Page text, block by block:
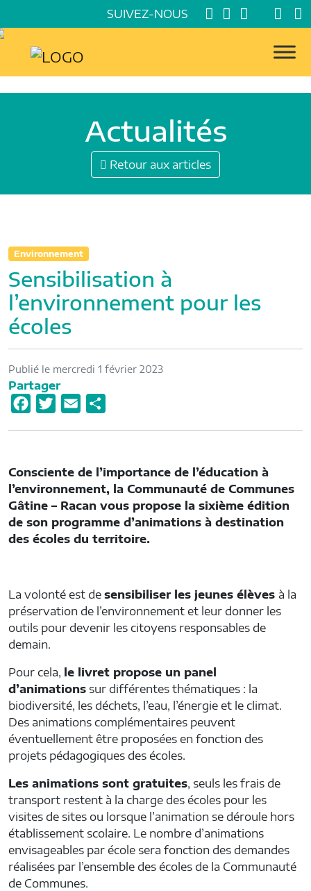
SUIVEZ-NOUS
Actualités
Retour aux articles
Environnement
Sensibilisation à
l’environnement pour les
écoles
Publié le mercredi 1 février 2023
Partager
b
o
o
k
t
e
r
l
a
g
e
r
Consciente de l’importance de l’éducation à
l’environnement, la Communauté de Communes
Gâtine – Racan vous propose la sixième édition
de son programme d’animations à destination
des écoles du territoire.
La volonté est de sensibiliser les jeunes élèves à la
préservation de l’environnement et leur donner les
outils pour devenir les citoyens responsables de
demain.
Pour cela, le livret propose un panel
d’animations sur différentes thématiques : la
biodiversité, les déchets, l’eau, l’énergie et le climat.
Des animations complémentaires peuvent
éventuellement être proposées en fonction des
projets pédagogiques des écoles.
Les animations sont gratuites, seuls les frais de
transport restent à la charge des écoles pour les
visites de sites ou lorsque l’animation se déroule hors
établissement scolaire. Le nombre d’animations
envisageables par école sera fonction des demandes
réalisées par l’ensemble des écoles de la Communauté
de Communes.